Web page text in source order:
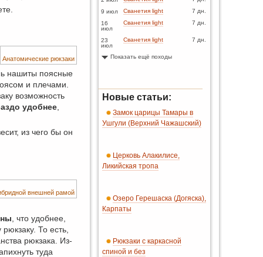
Анатомические рюкзаки
нашиты поясные
и плечами.
возможность
удобнее
из чего бы он
внешней рамой
, что удобнее,
То есть,
рюкзака. Из-
туда
9 июл
Сванетия light
7 дн.
16
июл
Сванетия light 7 дн.
23
июл
Сванетия light 7 дн.
Показать ещё походы
Новые статьи:
Замок царицы Тамары в
Ушгули (Верхний Чажашский)
Церковь Алакилисе,
Ликийская тропа
Озеро Герешаска (Догяска),
Карпаты
Рюкзаки с каркасной
спиной и без